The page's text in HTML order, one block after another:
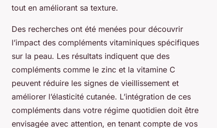
tout en améliorant sa texture.
Des recherches ont été menées pour découvrir
l’impact des compléments vitaminiques spécifiques
sur la peau. Les résultats indiquent que des
compléments comme le zinc et la vitamine C
peuvent réduire les signes de vieillissement et
améliorer l’élasticité cutanée. L’intégration de ces
compléments dans votre régime quotidien doit être
envisagée avec attention, en tenant compte de vos